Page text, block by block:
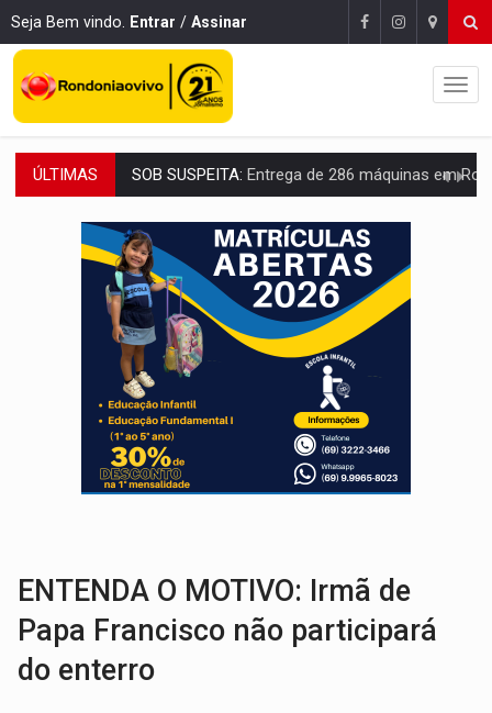
Seja Bem vindo. Entrar / Assinar
ÚLTIMAS ARTIGO:Reter até 50% no distrato imobiliário é legal, mas não pode
DO HOSPITAL AO CAMPO:Veja as mais de 200 ações de Marcos
EXPANSÃO:Grupo Nova Era amplia presença em PVH e transforma Aramix
ROTA GLOBAL:PCC amplia presença internacional e transforma Brasil em
CONEXÃO RONDONIAOVIVO:Museólogo Antônio Ocampo conduz a história de
EXTENSÃO DE DANOS: Ferroviários pedem ao Iphan recuperação de área
VARIANDO O CARDÁPIO:Veja essa receita de carne assada para o
PREJUÍZO AOS ESTUDANTES:Greve dos professores em PVH é
ENTENDA O MOTIVO: Irmã de
Papa Francisco não participará
do enterro